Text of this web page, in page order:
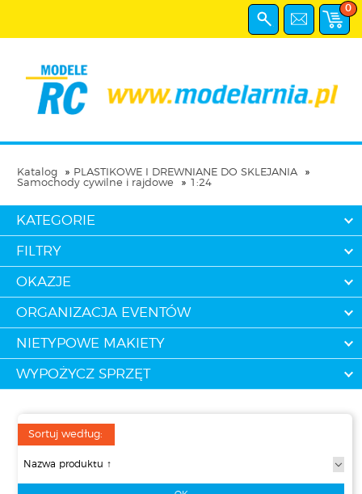
0
Katalog
PLASTIKOWE I DREWNIANE DO SKLEJANIA
Samochody cywilne i rajdowe
1:24
KATEGORIE
FILTRY
OKAZJE
ORGANIZACJA EVENTÓW
NIETYPOWE MAKIETY
WYPOŻYCZ SPRZĘT
Sortuj według: